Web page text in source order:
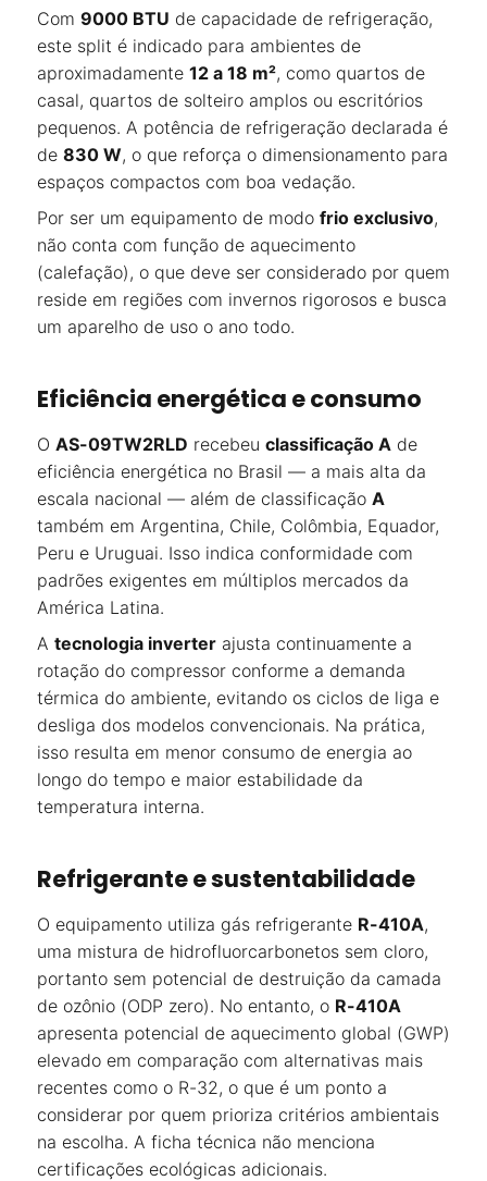
Com 9000 BTU de capacidade de refrigeração,
este split é indicado para ambientes de
aproximadamente 12 a 18 m², como quartos de
casal, quartos de solteiro amplos ou escritórios
pequenos. A potência de refrigeração declarada é
de 830 W, o que reforça o dimensionamento para
espaços compactos com boa vedação.
Por ser um equipamento de modo frio exclusivo,
não conta com função de aquecimento
(calefação), o que deve ser considerado por quem
reside em regiões com invernos rigorosos e busca
um aparelho de uso o ano todo.
Eficiência energética e consumo
O AS-09TW2RLD recebeu classificação A de
eficiência energética no Brasil — a mais alta da
escala nacional — além de classificação A
também em Argentina, Chile, Colômbia, Equador,
Peru e Uruguai. Isso indica conformidade com
padrões exigentes em múltiplos mercados da
América Latina.
A tecnologia inverter ajusta continuamente a
rotação do compressor conforme a demanda
térmica do ambiente, evitando os ciclos de liga e
desliga dos modelos convencionais. Na prática,
isso resulta em menor consumo de energia ao
longo do tempo e maior estabilidade da
temperatura interna.
Refrigerante e sustentabilidade
O equipamento utiliza gás refrigerante R-410A,
uma mistura de hidrofluorcarbonetos sem cloro,
portanto sem potencial de destruição da camada
de ozônio (ODP zero). No entanto, o R-410A
apresenta potencial de aquecimento global (GWP)
elevado em comparação com alternativas mais
recentes como o R-32, o que é um ponto a
considerar por quem prioriza critérios ambientais
na escolha. A ficha técnica não menciona
certificações ecológicas adicionais.